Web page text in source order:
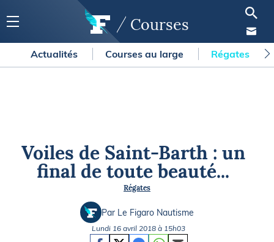
Courses
Actualités Courses au large Régates
Voiles de Saint-Barth : un
final de toute beauté...
Régates
Par Le Figaro Nautisme
Lundi 16 avril 2018 à 15h03